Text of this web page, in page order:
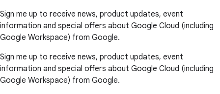
Sign me up to receive news, product updates, event
information and special offers about Google Cloud (including
Google Workspace) from Google.
Sign me up to receive news, product updates, event
information and special offers about Google Cloud (including
Google Workspace) from Google.